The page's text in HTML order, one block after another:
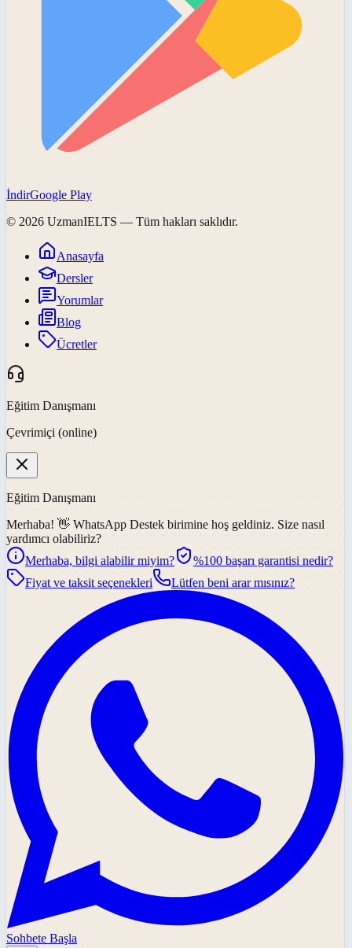
İndirGoogle Play
© 2026 UzmanIELTS — Tüm hakları saklıdır.
Anasayfa
Dersler
Yorumlar
Blog
Ücretler
Eğitim Danışmanı
Çevrimiçi (online)
Eğitim Danışmanı
Merhaba! 👋 WhatsApp Destek birimine hoş geldiniz. Size nasıl
yardımcı olabiliriz?
Merhaba, bilgi alabilir miyim?
%100 başarı garantisi nedir?
Fiyat ve taksit seçenekleri
Lütfen beni arar mısınız?
Sohbete Başla